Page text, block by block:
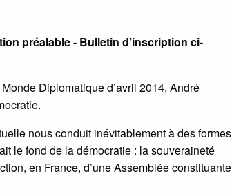
préalable - Bulletin d’inscription ci-
Diplomatique d’avril 2014, André
nous conduit inévitablement à des formes
le fond de la démocratie : la souveraineté
en France, d’une Assemblée constituante